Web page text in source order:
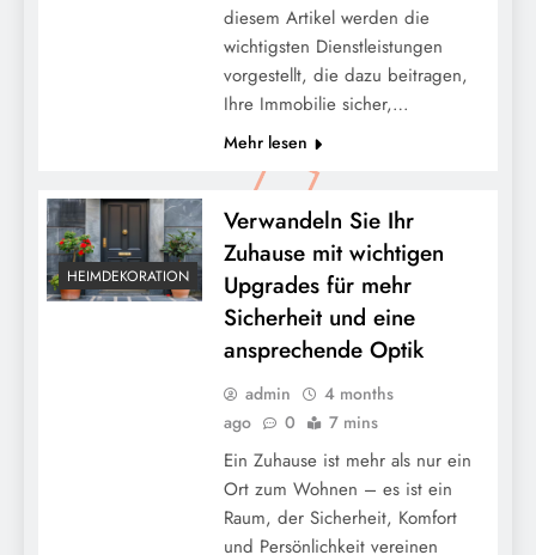
diesem Artikel werden die
wichtigsten Dienstleistungen
vorgestellt, die dazu beitragen,
Ihre Immobilie sicher,…
Mehr lesen
HEIMDEKORATION
Verwandeln Sie Ihr
Zuhause mit wichtigen
Upgrades für mehr
Sicherheit und eine
ansprechende Optik
admin
4 months
ago
0 7 mins
Ein Zuhause ist mehr als nur ein
Ort zum Wohnen – es ist ein
Raum, der Sicherheit, Komfort
und Persönlichkeit vereinen